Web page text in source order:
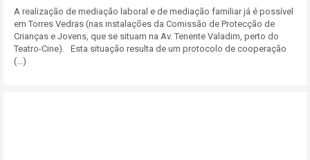
A realização de mediação laboral e de mediação familiar já é possível
em Torres Vedras (nas instalações da Comissão de Protecção de
Crianças e Jovens, que se situam na Av. Tenente Valadim, perto do
Teatro-Cine). Esta situação resulta de um protocolo de cooperação
(...)